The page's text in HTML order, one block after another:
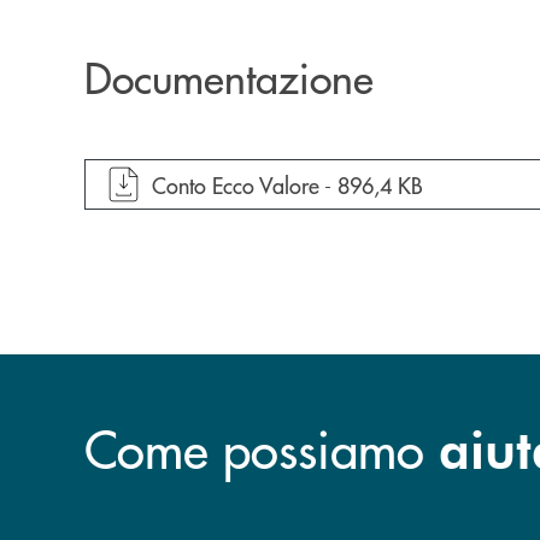
Documentazione
apre documento in una nuova finestra
Conto Ecco Valore - 896,4 KB
Come possiamo